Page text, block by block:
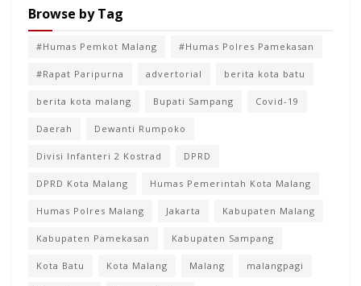
Browse by Tag
#Humas Pemkot Malang #Humas Polres Pamekasan
#Rapat Paripurna advertorial berita kota batu
berita kota malang Bupati Sampang Covid-19
Daerah Dewanti Rumpoko
Divisi Infanteri 2 Kostrad DPRD
DPRD Kota Malang Humas Pemerintah Kota Malang
Humas Polres Malang Jakarta Kabupaten Malang
Kabupaten Pamekasan Kabupaten Sampang
Kota Batu Kota Malang Malang malangpagi